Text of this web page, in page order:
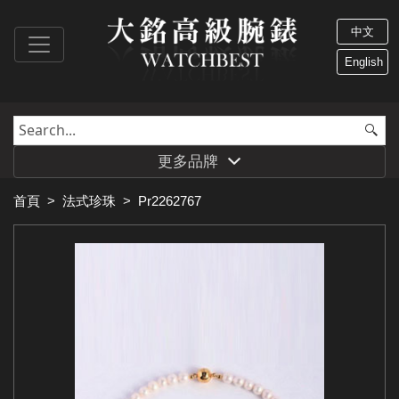
中文
English
更多品牌
首頁 > 法式珍珠 > Pr2262767